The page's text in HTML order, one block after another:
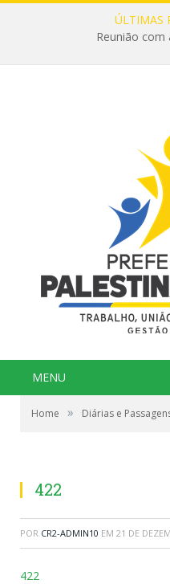
ÚLTIMAS
Reunião com
MENU
Home » Diárias e
422
POR CR2-ADMIN10 EM 21 DE
422